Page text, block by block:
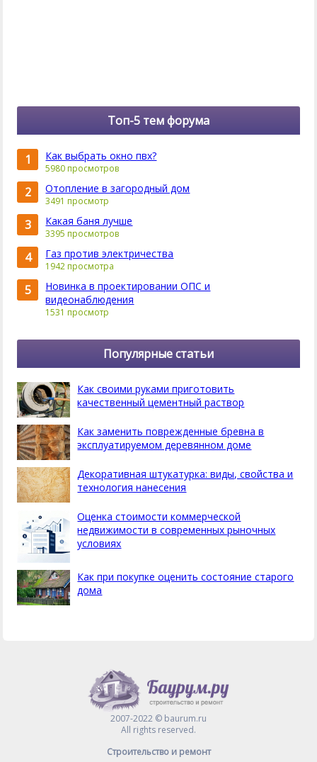
Топ-5 тем форума
1 Как выбрать окно пвх?
5980 просмотров
2 Отопление в загородный дом
3491 просмотр
3 Какая баня лучше
3395 просмотров
4 Газ против электричества
1942 просмотра
5
Новинка в проектировании ОПС и
видеонаблюдения
1531 просмотр
Популярные статьи
Как своими руками приготовить
качественный цементный раствор
Как заменить поврежденные бревна в
эксплуатируемом деревянном доме
Декоративная штукатурка: виды, свойства и
технология нанесения
Оценка стоимости коммерческой
недвижимости в современных рыночных
условиях
Как при покупке оценить состояние старого
дома
2007-2022 © baurum.ru
All rights reserved.
Строительство и ремонт